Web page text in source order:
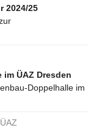
2024/25
ÜAZ Dresden
Doppelhalle im